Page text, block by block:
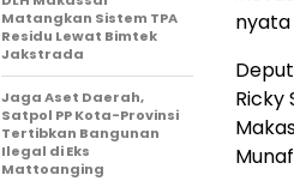
nyata
Matangkan Sistem TPA
Residu Lewat Bimtek
Jakstrada
Jaga Aset Daerah,
Satpol PP Kota-Provinsi
Tertibkan Bangunan
Ilegal di Eks
Mattoanging